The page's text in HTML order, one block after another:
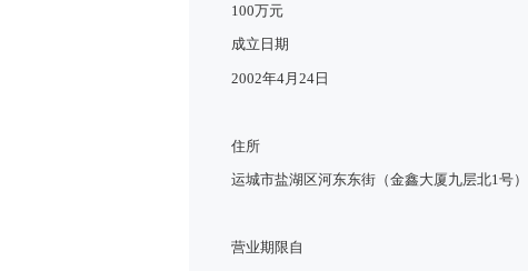
100万元
成立日期
2002年4月24日
住所
运城市盐湖区河东东街（金鑫大厦九层北1号）
营业期限自